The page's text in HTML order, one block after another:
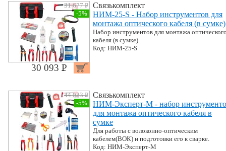
31 677 PУБ.
-5%
30 093 P УБ.
Связькомплект
НИМ-25-S - Набор инструментов для
монтажа оптического кабеля (в сумке)
Набор инструментов для монтажа
кабеля (в сумке).
Код: НИМ-25-S
44 023 PУБ.
-5%
Связькомплект
НИМ-Эксперт-М - набор
для монтажа оптического кабеля в
сумке
Для работы с волоконно-оптическим
кабелем(ВОК) и подготовки его к сварке.
Код: НИМ-Эксперт-М